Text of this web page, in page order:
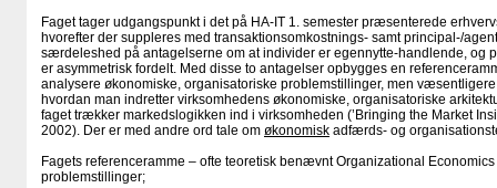
Faget tager udgangspunkt i det på HA-IT 1. semester præsenterede
hvorefter der suppleres med transaktionsomkostnings- samt principal-/
særdeleshed på antagelserne om at individer er egennytte-handlende, og
er asymmetrisk fordelt. Med disse to antagelser opbygges en
analysere økonomiske, organisatoriske problemstillinger, men
hvordan man indretter virksomhedens økonomiske, organisatoriske
faget trækker markedslogikken ind i virksomheden (’Bringing the Market
2002). Der er med andre ord tale om økonomisk adfærds- og
Fagets referenceramme – ofte teoretisk benævnt Organizational
problemstillinger;